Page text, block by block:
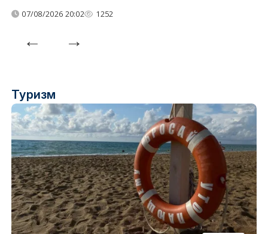
07/08/2026 20:02 1252
Туризм